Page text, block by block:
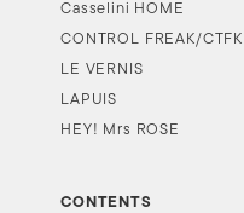
Casselini HOME
CONTROL FREAK/CTFK
LE VERNIS
LAPUIS
HEY! Mrs ROSE
CONTENTS